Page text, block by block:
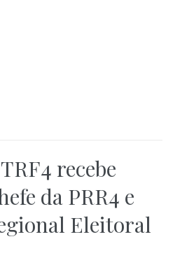
recebe
da PRR4 e
Eleitoral